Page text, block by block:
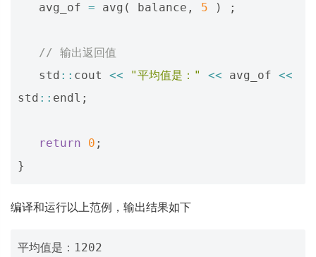
avg_of = avg ( balance , 5 ) ;
// 输出返回值
std :: cout << "平均值是：" << avg_of <<
std :: endl ;
return 0 ;
}
编译和运行以上范例，输出结果如下